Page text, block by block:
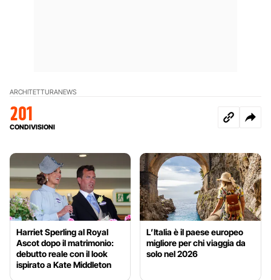
ARCHITETTURANEWS
201
CONDIVISIONI
Harriet Sperling al Royal
Ascot dopo il matrimonio:
debutto reale con il look
ispirato a Kate Middleton
L’Italia è il paese europeo
migliore per chi viaggia da
solo nel 2026